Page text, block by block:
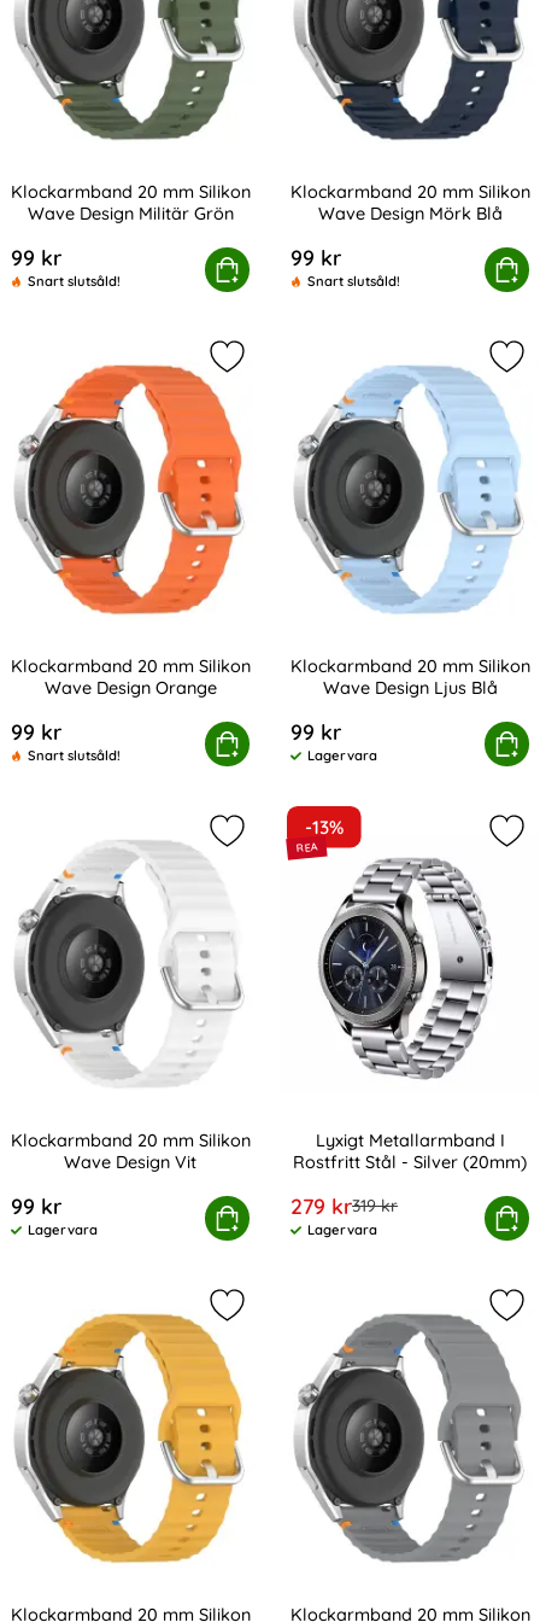
Klockarmband 20 mm Silikon
Wave Design Militär Grön
99 kr
Snart slutsåld!
Köp
20 mm Silikon Wave Design Militär Grön
Klockarmband 20 mm Silikon
Wave Design Mörk Blå
99 kr
Snart slutsåld!
Köp
Klockarmband 20 mm
Klockarmband 20 mm Silikon
Wave Design Orange
99 kr
Snart slutsåld!
Köp
20 mm Silikon Wave Design Orange
Markera klockarmband 20 mm
Klockarmband 20 mm Silikon
Wave Design Ljus Blå
99 kr
Tillgänglighet:
Lagervara
Köp
Klockarmband 20 mm
Klockarmband 20 mm Silikon
Wave Design Vit
99 kr
Tillgänglighet:
Lagervara
Köp
Klockarmband 20 mm Silikon Wave Design Vit
Markera klockarmband 20 mm
-13%
Lyxigt Metallarmband I
Rostfritt Stål - Silver (20mm)
rea pris
279 krtidigare pris
319 kr
Tillgänglighet:
Lagervara
Köp
Lyxigt Metallarmband I
Klockarmband 20 mm Silikon
Markera klockarmband 20 mm
Klockarmband 20 mm Silikon